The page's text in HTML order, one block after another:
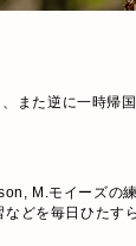
また逆に一時帰
M.モイーズの
どを毎日ひたす